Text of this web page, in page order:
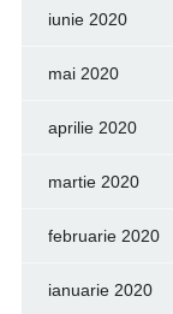
iunie 2020
mai 2020
aprilie 2020
martie 2020
februarie 2020
ianuarie 2020